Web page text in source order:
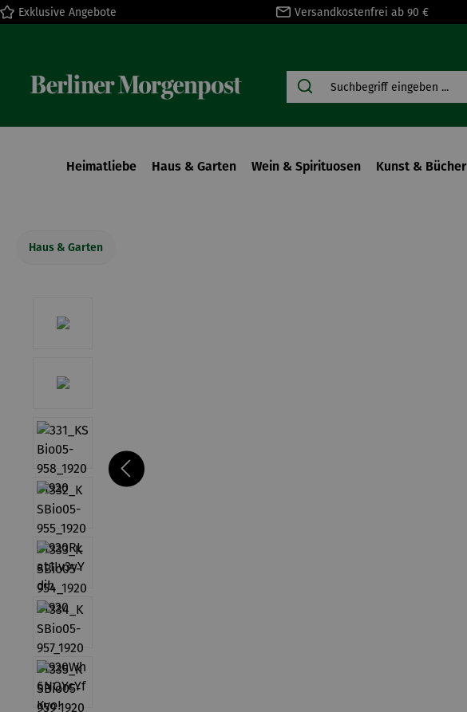
Zur Hauptnavigation springen
Exklusive Angebote Versandkostenfrei ab 90 €
Heimatliebe Haus & Garten Wein & Spirituosen Kunst & Bücher
Haus & Garten